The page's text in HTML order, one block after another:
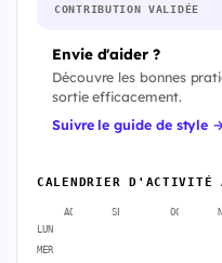
CONTRIBUTION VALIDÉE
Envie d'aider ?
Découvre les bonnes
sortie efficacement.
Suivre le guide de style
CALENDRIER D'ACTIVITÉ
AOÛT SEPT. OCT.
LUN
MER